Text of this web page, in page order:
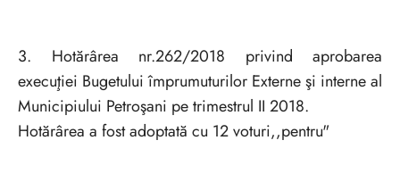
3. Hotărârea nr.262/2018 privind aprobarea
execuţiei Bugetului împrumuturilor Externe şi interne al
Municipiului Petroşani pe trimestrul II 2018.
Hotărârea a fost adoptată cu 12 voturi,,pentru"